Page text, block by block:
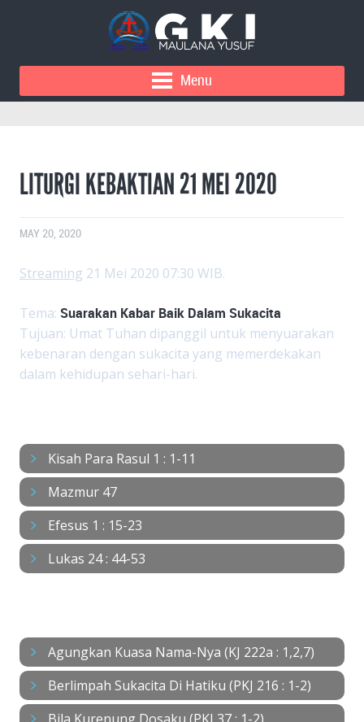
Menu
LITURGI KEBAKTIAN 21 MEI 2020
MAY 20, 2020
Streaming 21 Mei 2020 07:30 WIB.
Tema: Suarakan Kabar Baik Dalam Sukacita
Tujuan: Umat Tuhan dipanggil untuk menyuarakan
kebenaran dengan sukacita yang memerdekakan
dalam kehidupan sehari-hari.
Kisah Para Rasul 1 : 1-11
Mazmur 47
Efesus 1 : 15-23
Lukas 24 : 44-53
Agungkan Kuasa Nama-Nya (KJ 222a : 1,2,7)
Berlimpah Sukacita Di Hatiku (PKJ 216 : 1-2)
Bila Kurenung Dosaku (PKJ 37 : 1-2)